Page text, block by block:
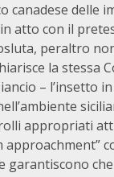
canadese delle
atto con il
peraltro
la stessa
– l’insetto
appropriati
approachment”
garantiscono